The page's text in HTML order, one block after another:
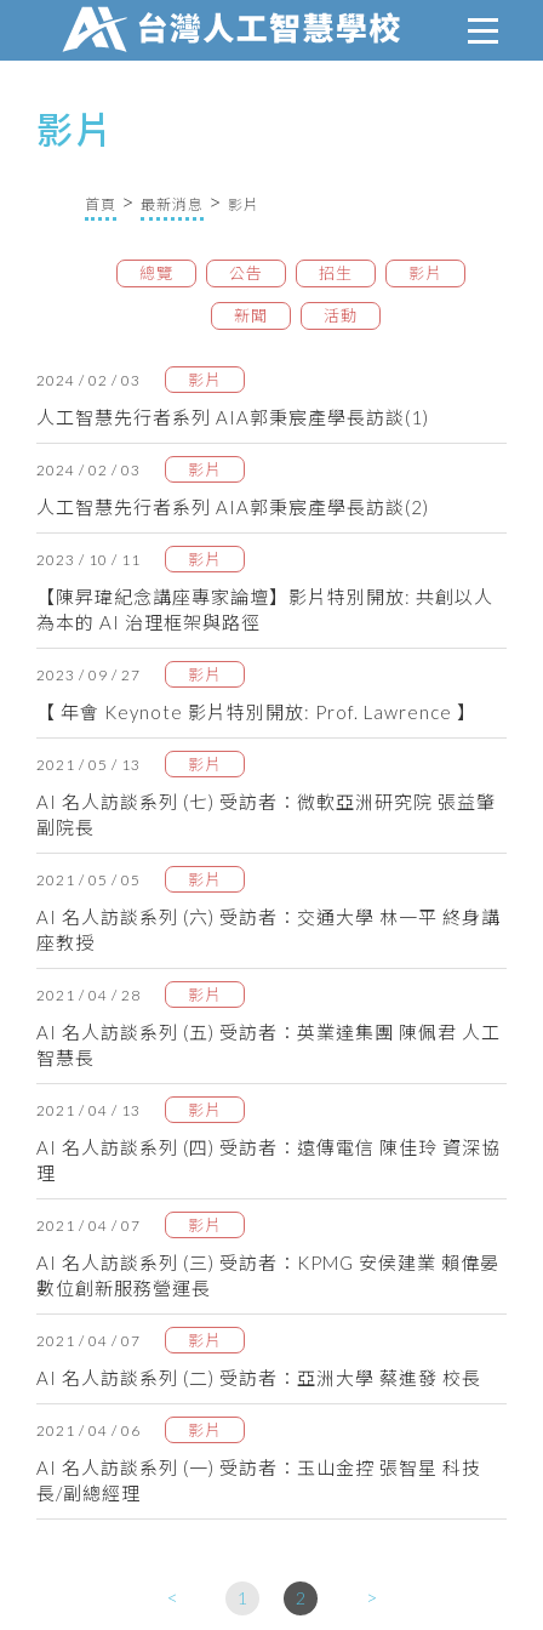
影片
首頁 最新消息 影片
總覽 公告 招生 影片
新聞 活動
2024 / 02 / 03 影片
人工智慧先行者系列 AIA郭秉宸產學長訪談(1)
2024 / 02 / 03 影片
人工智慧先行者系列 AIA郭秉宸產學長訪談(2)
2023 / 10 / 11 影片
【陳昇瑋紀念講座專家論壇】影片特別開放: 共創以人
為本的 AI 治理框架與路徑
2023 / 09 / 27 影片
【 年會 Keynote 影片特別開放: Prof. Lawrence 】
2021 / 05 / 13 影片
AI 名人訪談系列 (七) 受訪者：微軟亞洲研究院 張益肇
副院長
2021 / 05 / 05 影片
AI 名人訪談系列 (六) 受訪者：交通大學 林一平 終身講
座教授
2021 / 04 / 28 影片
AI 名人訪談系列 (五) 受訪者：英業達集團 陳佩君 人工
智慧長
2021 / 04 / 13 影片
AI 名人訪談系列 (四) 受訪者：遠傳電信 陳佳玲 資深協
理
2021 / 04 / 07 影片
AI 名人訪談系列 (三) 受訪者：KPMG 安侯建業 賴偉晏
數位創新服務營運長
2021 / 04 / 07 影片
AI 名人訪談系列 (二) 受訪者：亞洲大學 蔡進發 校長
2021 / 04 / 06 影片
AI 名人訪談系列 (一) 受訪者：玉山金控 張智星 科技
長/副總經理
< 1 2 >